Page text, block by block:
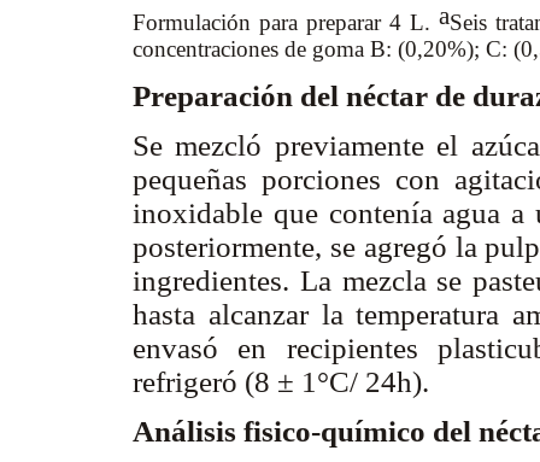
Formulación para preparar 4 L. aSeis
concentraciones de goma B: (0,20%); C:
Preparación del néctar de
Se mezcló previamente el
pequeñas porciones con
inoxidable que contenía agua a
posteriormente, se agregó la
ingredientes. La mezcla se
hasta alcanzar la temperatura
envasó en recipientes
refrigeró (8 ± 1°C/ 24h).
Análisis fisico-químico del